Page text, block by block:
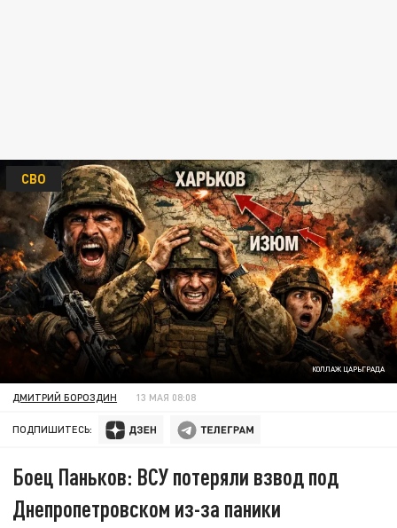
КОЛЛАЖ ЦАРЬГРАДА
СВО
ДМИТРИЙ БОРОЗДИН 13 МАЯ 08:08
ПОДПИШИТЕСЬ:
Боец Паньков: ВСУ потеряли взвод под
Днепропетровском из-за паники